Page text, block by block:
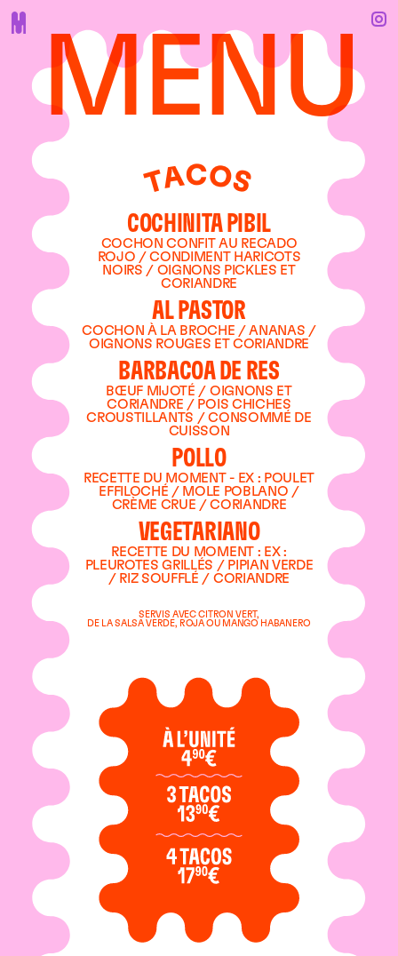
MENU
TACOS
COCHINITA PIBIL
COCHON CONFIT AU RECADO
ROJO / CONDIMENT HARICOTS
NOIRS / OIGNONS PICKLES ET
CORIANDRE
AL PASTOR
COCHON À LA BROCHE / ANANAS /
OIGNONS ROUGES ET CORIANDRE
BARBACOA DE RES
BŒUF MIJOTÉ / OIGNONS ET
CORIANDRE / POIS CHICHES
CROUSTILLANTS / CONSOMMÉ DE
CUISSON
POLLO
RECETTE DU MOMENT - EX : POULET
EFFILOCHÉ / MOLE POBLANO /
CRÈME CRUE / CORIANDRE
VEGETARIANO
RECETTE DU MOMENT : EX :
PLEUROTES GRILLÉS / PIPIAN VERDE
/ RIZ SOUFFLÉ / CORIANDRE
SERVIS AVEC CITRON VERT,
DE LA SALSA VERDE, ROJA OU MANGO HABANERO